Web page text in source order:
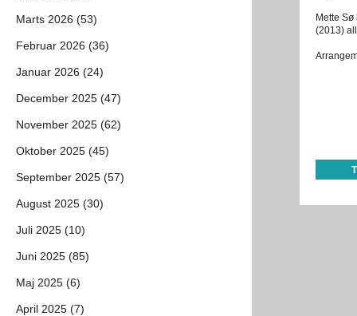
Mette
(2013)
Marts 2026 (53)
Februar 2026 (36)
Januar 2026 (24)
December 2025 (47)
November 2025 (62)
Oktober 2025 (45)
September 2025 (57)
August 2025 (30)
Juli 2025 (10)
Juni 2025 (85)
Maj 2025 (6)
April 2025 (7)